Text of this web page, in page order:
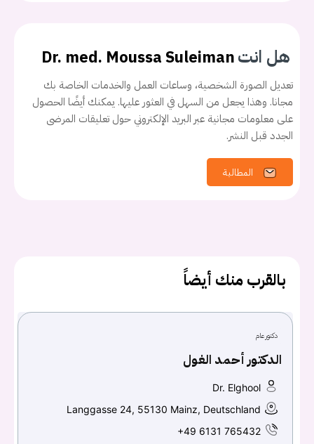
تسجيل الدخول
هل انتDr. med. Moussa Suleiman
تعديل الصورة الشخصية، وساعات العمل والخدمات الخاصة بك
مجانا. وهذا يجعل من السهل في العثور عليها. يمكنك أيضًا الحصول
على معلومات مجانية عبر البريد الإلكتروني حول تعليقات المرضى
الجدد قبل النشر.
المطالبة
بالقرب منك أيضاً
دكتور عام
الدكتور أحمد الغول
Dr. Elghool
Langgasse 24, 55130 Mainz, Deutschland
+49 6131 765432